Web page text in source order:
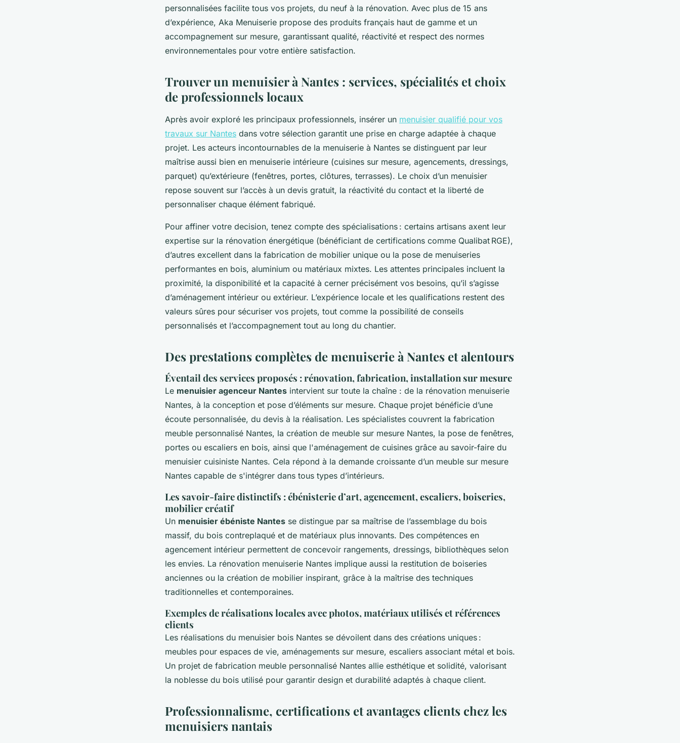
personnalisées facilite tous vos projets, du neuf à la rénovation. Avec plus de 15 ans
d’expérience, Aka Menuiserie propose des produits français haut de gamme et un
accompagnement sur mesure, garantissant qualité, réactivité et respect des normes
environnementales pour votre entière satisfaction.
Trouver un menuisier à Nantes : services, spécialités et choix
de professionnels locaux
Après avoir exploré les principaux professionnels, insérer un menuisier qualifié pour vos
travaux sur Nantes dans votre sélection garantit une prise en charge adaptée à chaque
projet. Les acteurs incontournables de la menuiserie à Nantes se distinguent par leur
maîtrise aussi bien en menuiserie intérieure (cuisines sur mesure, agencements, dressings,
parquet) qu’extérieure (fenêtres, portes, clôtures, terrasses). Le choix d’un menuisier
repose souvent sur l’accès à un devis gratuit, la réactivité du contact et la liberté de
personnaliser chaque élément fabriqué.
Pour affiner votre decision, tenez compte des spécialisations : certains artisans axent leur
expertise sur la rénovation énergétique (bénéficiant de certifications comme Qualibat RGE),
d’autres excellent dans la fabrication de mobilier unique ou la pose de menuiseries
performantes en bois, aluminium ou matériaux mixtes. Les attentes principales incluent la
proximité, la disponibilité et la capacité à cerner précisément vos besoins, qu’il s’agisse
d’aménagement intérieur ou extérieur. L’expérience locale et les qualifications restent des
valeurs sûres pour sécuriser vos projets, tout comme la possibilité de conseils
personnalisés et l’accompagnement tout au long du chantier.
Des prestations complètes de menuiserie à Nantes et alentours
Éventail des services proposés : rénovation, fabrication, installation sur mesure
Le menuisier agenceur Nantes intervient sur toute la chaîne : de la rénovation menuiserie
Nantes, à la conception et pose d’éléments sur mesure. Chaque projet bénéficie d’une
écoute personnalisée, du devis à la réalisation. Les spécialistes couvrent la fabrication
meuble personnalisé Nantes, la création de meuble sur mesure Nantes, la pose de fenêtres,
portes ou escaliers en bois, ainsi que l'aménagement de cuisines grâce au savoir-faire du
menuisier cuisiniste Nantes. Cela répond à la demande croissante d’un meuble sur mesure
Nantes capable de s'intégrer dans tous types d’intérieurs.
Les savoir-faire distinctifs : ébénisterie d’art, agencement, escaliers, boiseries,
mobilier créatif
Un menuisier ébéniste Nantes se distingue par sa maîtrise de l’assemblage du bois
massif, du bois contreplaqué et de matériaux plus innovants. Des compétences en
agencement intérieur permettent de concevoir rangements, dressings, bibliothèques selon
les envies. La rénovation menuiserie Nantes implique aussi la restitution de boiseries
anciennes ou la création de mobilier inspirant, grâce à la maîtrise des techniques
traditionnelles et contemporaines.
Exemples de réalisations locales avec photos, matériaux utilisés et références
clients
Les réalisations du menuisier bois Nantes se dévoilent dans des créations uniques :
meubles pour espaces de vie, aménagements sur mesure, escaliers associant métal et bois.
Un projet de fabrication meuble personnalisé Nantes allie esthétique et solidité, valorisant
la noblesse du bois utilisé pour garantir design et durabilité adaptés à chaque client.
Professionnalisme, certifications et avantages clients chez les
menuisiers nantais